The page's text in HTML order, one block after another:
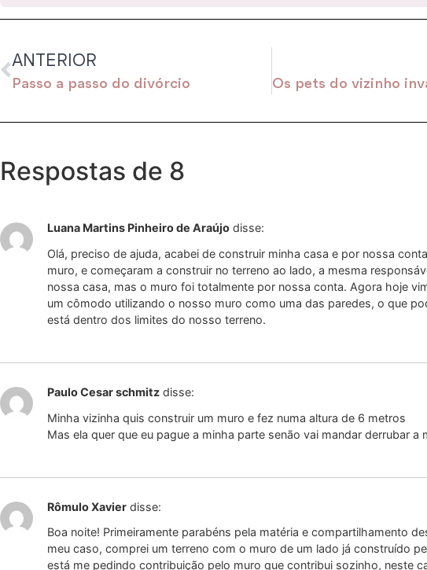
ANTERIOR
Passo a passo do divórcio
Respostas de 8
Luana Martins Pinheiro de Araújo disse:
Olá, preciso de ajuda, acabei de construir minha casa e por nossa
muro, e começaram a construir no terreno ao lado, a mesma
nossa casa, mas o muro foi totalmente por nossa conta. Agora hoje
um cômodo utilizando o nosso muro como uma das paredes, o que
está dentro dos limites do nosso terreno.
Paulo Cesar schmitz disse:
Minha vizinha quis construir um muro e fez numa altura de 6 metros
Mas ela quer que eu pague a minha parte senão vai mandar derrubar a
Rômulo Xavier disse:
Boa noite! Primeiramente parabéns pela matéria e compartilhamento
meu caso, comprei um terreno com o muro de um lado já construído
está me pedindo contribuição pelo muro que contribui sozinho, neste